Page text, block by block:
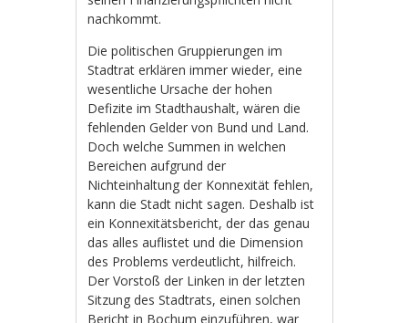
nachkommt.
Die politischen Gruppierungen im
Stadtrat erklären immer wieder, eine
wesentliche Ursache der hohen
Defizite im Stadthaushalt, wären die
fehlenden Gelder von Bund und Land.
Doch welche Summen in welchen
Bereichen aufgrund der
Nichteinhaltung der Konnexität fehlen,
kann die Stadt nicht sagen. Deshalb ist
ein Konnexitätsbericht, der das genau
das alles auflistet und die Dimension
des Problems verdeutlicht, hilfreich.
Der Vorstoß der Linken in der letzten
Sitzung des Stadtrats, einen solchen
Bericht in Bochum einzuführen, war